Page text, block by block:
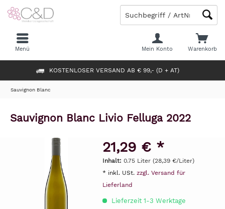
KOSTENLOSER VERSAND AB € 99,- (D + AT)
Warenkorb
Mein Konto
Menü
Sauvignon Blanc
Sauvignon Blanc Livio Felluga 2022
21,29 € *
Inhalt: 0.75 Liter (28,39 €/Liter)
* inkl. USt. zzgl. Versand für
Lieferland
Lieferzeit 1-3 Werktage